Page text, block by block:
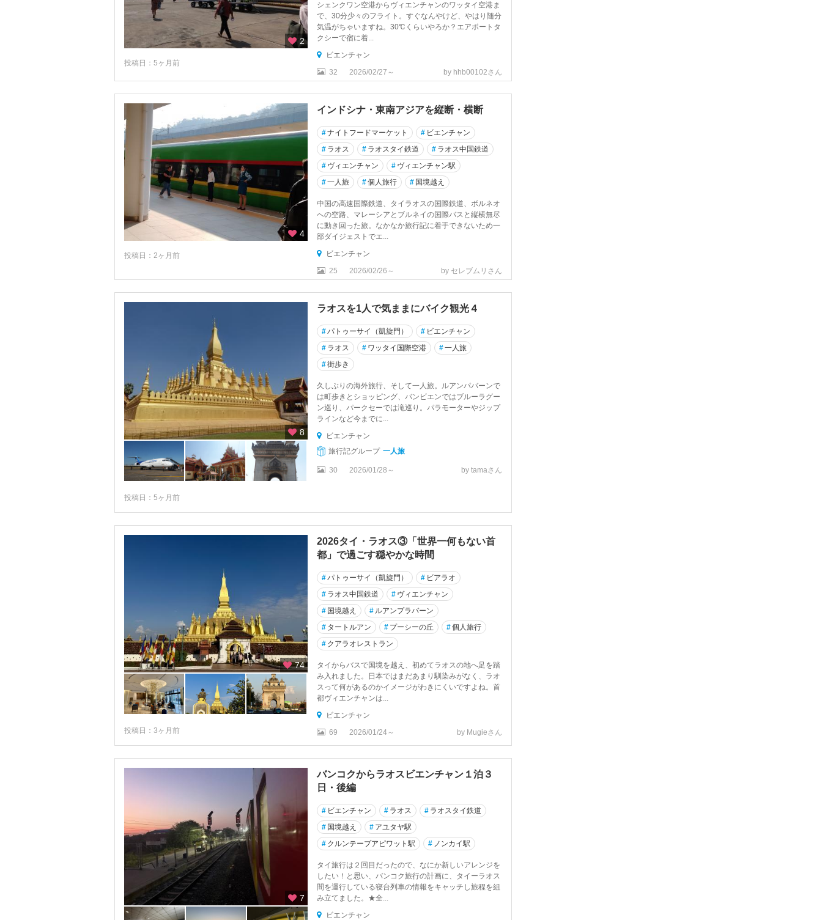
2
投稿日：5ヶ月前
シェンクワン空港からヴィエンチャンのワッタイ空港ま
で、30分少々のフライト。すぐなんやけど、やはり随分
気温がちゃいますね。30℃くらいやろか？エアポートタ
クシーで宿に着...
ビエンチャン
32
2026/02/27～ by hhb00102さん
4
投稿日：2ヶ月前
インドシナ・東南アジアを縦断・横断
#ナイトフードマーケット # ビエンチャン
# ラオス # ラオスタイ鉄道 # ラオス中国鉄道
# ヴィエンチャン # ヴィエンチャン駅
#一人旅 #個人旅行 # 国境越え
中国の高速国際鉄道、タイラオスの国際鉄道、ボルネオ
への空路、マレーシアとブルネイの国際バスと縦横無尽
に動き回った旅。なかなか旅行記に着手できないため一
部ダイジェストでエ...
ビエンチャン
25
2026/02/26～ by セレブムリさん
8
投稿日：5ヶ月前
ラオスを1人で気ままにバイク観光４
#パトゥーサイ（凱旋門） # ビエンチャン
# ラオス # ワッタイ国際空港 #一人旅
#街歩き
久しぶりの海外旅行、そして一人旅。ルアンパバーンで
は町歩きとショッピング、バンビエンではブルーラグー
ン巡り、パークセーでは滝巡り。パラモーターやジップ
ラインなど今までに...
ビエンチャン
旅行記グループ 一人旅
30 2026/01/28～ by tamaさん
74
投稿日：3ヶ月前
2026タイ・ラオス③「世界一何もない首
都」で過ごす穏やかな時間
#パトゥーサイ（凱旋門） # ビアラオ
# ラオス中国鉄道 # ヴィエンチャン
# 国境越え # ルアンプラバーン
# タートルアン # プーシーの丘 #個人旅行
# クアラオレストラン
タイからバスで国境を越え、初めてラオスの地へ足を踏
み入れました。日本ではまだあまり馴染みがなく、ラオ
スって何があるのかイメージがわきにくいですよね。首
都ヴィエンチャンは...
ビエンチャン
69
2026/01/24～ by Mugieさん
7
バンコクからラオスビエンチャン１泊３
日・後編
# ビエンチャン # ラオス # ラオスタイ鉄道
# 国境越え # アユタヤ駅
# クルンテープアピワット駅 # ノンカイ駅
タイ旅行は２回目だったので、なにか新しいアレンジを
したい！と思い、バンコク旅行の計画に、タイーラオス
間を運行している寝台列車の情報をキャッチし旅程を組
み立てました。★全...
ビエンチャン